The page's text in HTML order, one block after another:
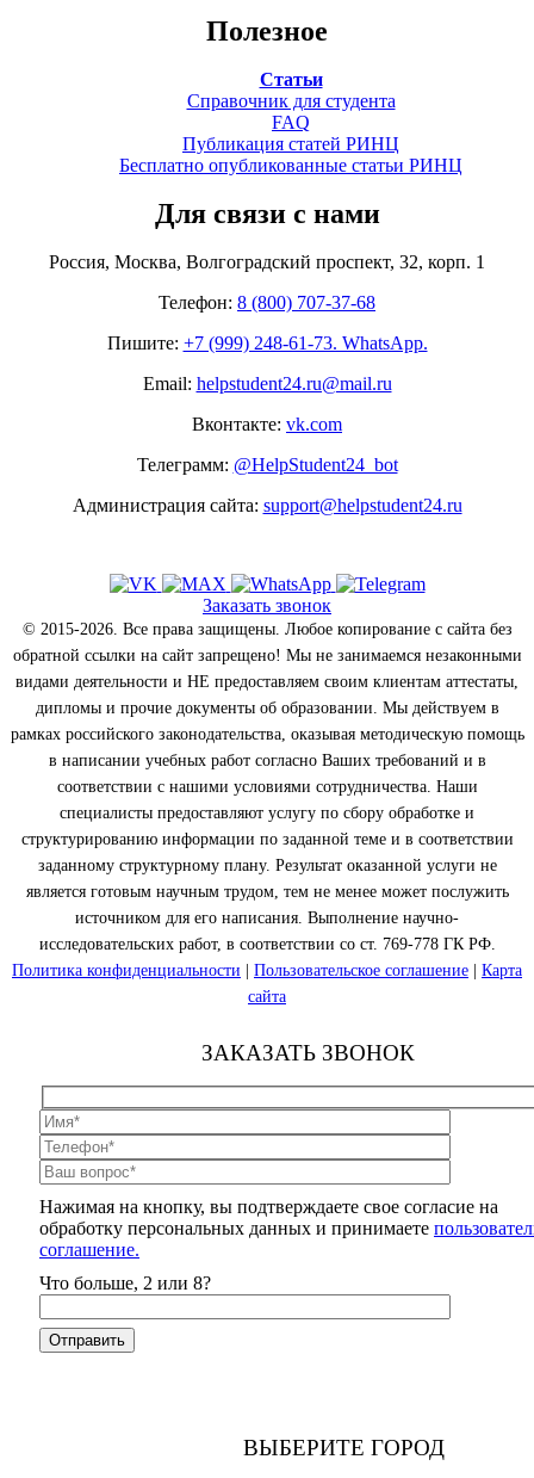
Полезное
Статьи
Справочник для студента
FAQ
Публикация статей РИНЦ
Бесплатно опубликованные статьи РИНЦ
Для связи с нами
Россия, Москва, Волгоградский проспект, 32, корп. 1
Телефон: 8 (800) 707-37-68
Пишите: +7 (999) 248-61-73. WhatsApp.
Email: helpstudent24.ru@mail.ru
Вконтакте: vk.com
Телеграмм: @HelpStudent24_bot
Администрация сайта: support@helpstudent24.ru
Заказать звонок
© 2015-2026. Все права защищены. Любое копирование с сайта без
обратной ссылки на сайт запрещено! Мы не занимаемся незаконными
видами деятельности и НЕ предоставляем своим клиентам аттестаты,
дипломы и прочие документы об образовании. Мы действуем в
рамках российского законодательства, оказывая методическую помощь
в написании учебных работ согласно Ваших требований и в
соответствии с нашими условиями сотрудничества. Наши
специалисты предоставляют услугу по сбору обработке и
структурированию информации по заданной теме и в соответствии
заданному структурному плану. Результат оказанной услуги не
является готовым научным трудом, тем не менее может послужить
источником для его написания. Выполнение научно-
исследовательских работ, в соответствии со ст. 769-778 ГК РФ.
Политика конфиденциальности
Пользовательское соглашение
Карта
сайта
ЗАКАЗАТЬ ЗВОНОК
Нажимая на кнопку, вы подтверждаете свое согласие на
обработку персональных данных и принимаете
соглашение.
Что больше, 2 или 8?
ВЫБЕРИТЕ ГОРОД